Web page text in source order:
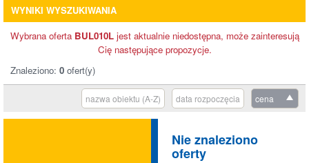
WYNIKI WYSZUKIWANIA
Wybrana oferta BUL010Ljest aktualnie niedostępna, może zainteresują
Cię następujące propozycje.
Znaleziono: 0 ofert(y)
cena
data rozpoczęcia
nazwa obiektu (A-Z)
Nie znaleziono
oferty